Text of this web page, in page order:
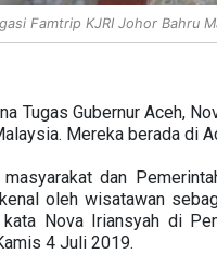
Famtrip KJRI Johor Bahru
Tugas Gubernur Aceh,
Mereka berada di
dan
oleh wisatawan
kata Nova Iriansyah di
4 Juli 2019.